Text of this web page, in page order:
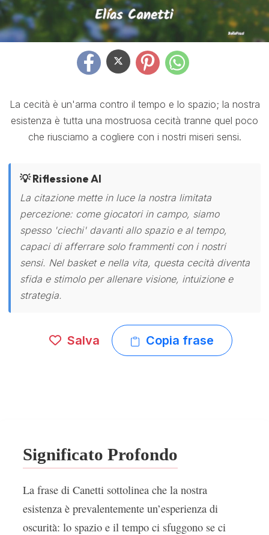
La cecità è un'arma contro il tempo e lo spazio; la nostra
esistenza è tutta una mostruosa cecità tranne quel poco
che riusciamo a cogliere con i nostri miseri sensi.
💡 Riflessione AI
La citazione mette in luce la nostra limitata
percezione: come giocatori in campo, siamo
spesso 'ciechi' davanti allo spazio e al tempo,
capaci di afferrare solo frammenti con i nostri
sensi. Nel basket e nella vita, questa cecità diventa
sfida e stimolo per allenare visione, intuizione e
strategia.
Salva Copia frase
Significato Profondo
La frase di Canetti sottolinea che la nostra
esistenza è prevalentemente un’esperienza di
oscurità: lo spazio e il tempo ci sfuggono se ci